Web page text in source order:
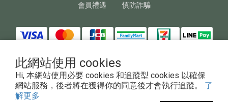
此網站使用 cookies
Hi, 本網站使用必要 cookies 和追蹤型 cookies 以確保
網站服務，後者將在獲得你的同意後才會執行追蹤。 了
解更多
會員禮遇
慎防詐騙